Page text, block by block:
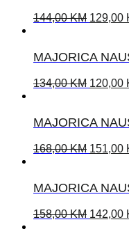
144,00KM 129,00
MAJORICA
134,00KM 120,00
MAJORICA
168,00KM 151,00
MAJORICA
158,00KM 142,00